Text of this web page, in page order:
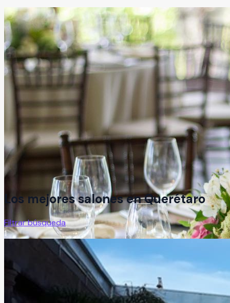
Los mejores salones enQuerétaro
Filtrar búsqueda
1